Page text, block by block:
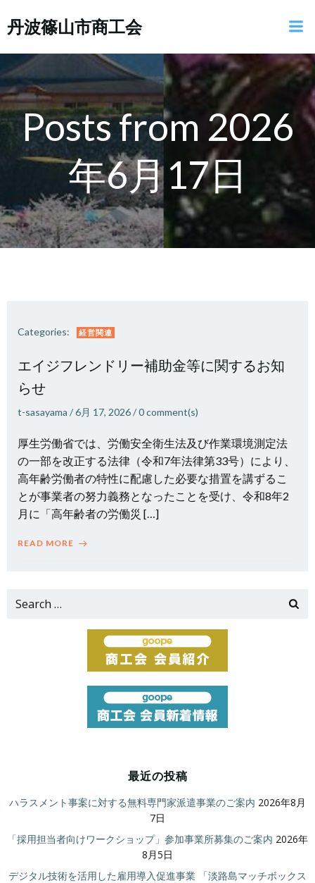
ン
ツ
へ
ス
キ
ッ
プ
丹波篠山市商工会
Posts from 2026
年6月17日
Categories: 経営関連
エイジフレンドリー補助金等に関するお知
らせ
t-sasayama /6月 17, 2026/0comment(s)
厚生労働省では、労働安全衛生法及び作業環境測定法
の一部を改正する法律（令和7年法律第33号）により、
高年齢労働者の特性に配慮した必要な措置を講ずるこ
とが事業者の努力義務となったことを受け、令和8年2
月に「高年齢者の労働災 […]
READ MORE
Search
最近の投稿
ハラスメント事案に対する無料専門家派遣事業のご案内 2026年8月
7日
「採用担当者向けワークショップ」参加事業所募集のご案内 2026年
8月5日
デジタル技術を活用した雇用導入促進事業 「淡路島マッチボックス